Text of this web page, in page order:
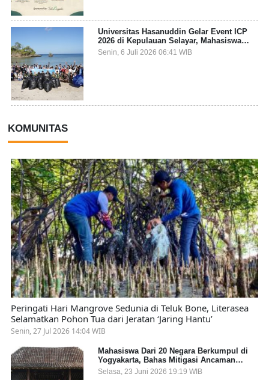
Universitas Hasanuddin Gelar Event ICP
2026 di Kepulauan Selayar, Mahasiswa
dari 27 Negara Jadi Partisipan
Senin, 6 Juli 2026 06:41 WIB
KOMUNITAS
Peringati Hari Mangrove Sedunia di Teluk Bone, Literasea
Selamatkan Pohon Tua dari Jeratan ‘Jaring Hantu’
Senin, 27 Jul 2026 14:04 WIB
Mahasiswa Dari 20 Negara Berkumpul di
Yogyakarta, Bahas Mitigasi Ancaman
Kesehatan Global
Selasa, 23 Juni 2026 19:19 WIB